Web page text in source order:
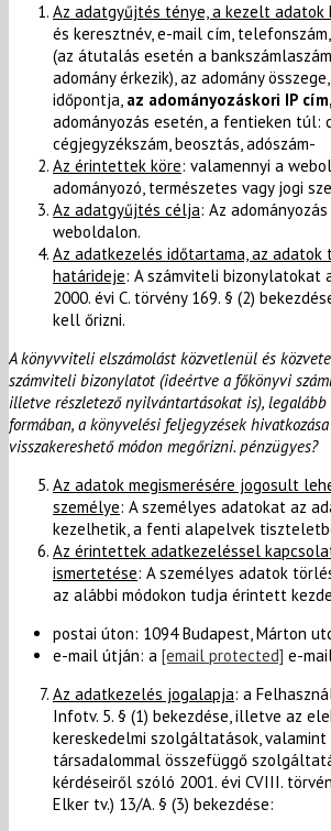
Az adatgyűjtés ténye, a kezelt adatok
és keresztnév, e-mail cím,
(az átutalás esetén a
adomány érkezik), az adomány
időpontja, az adományozáskori IP cím,
adományozás esetén, a fentieken túl:
cégjegyzékszám, beosztás, adószám-
Az érintettek köre: valamennyi a
adományozó, természetes vagy jogi
Az adatgyűjtés célja: Az
weboldalon.
Az adatkezelés időtartama, az adatok
határideje: A számviteli bizonylatokat
2000. évi C. törvény 169. § (2)
kell őrizni.
A könyvviteli elszámolást közvetlenül és
számviteli bizonylatot (ideértve a főkönyvi
illetve részletező nyilvántartásokat is),
formában, a könyvelési feljegyzések
visszakereshető módon megőrizni. pénzügyes?
Az adatok megismerésére jogosult
személye: A személyes adatokat az
kezelhetik, a fenti alapelvek
Az érintettek adatkezeléssel
ismertetése: A személyes adatok
az alábbi módokon tudja érintett
postai úton: 1094 Budapest, Márton
e-mail útján: a [email protected] e-
Az adatkezelés jogalapja: a
Infotv. 5. § (1) bekezdése, illetve az
kereskedelmi szolgáltatások, valamint
társadalommal összefüggő
kérdéseiről szóló 2001. évi CVIII.
Elker tv.) 13/A. § (3) bekezdése: